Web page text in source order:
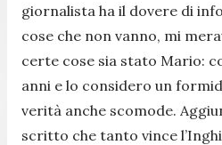
giornalista ha il dovere di
cose che non vanno, mi
certe cose sia stato Mario:
anni e lo considero un
verità anche scomode.
scritto che tanto vince